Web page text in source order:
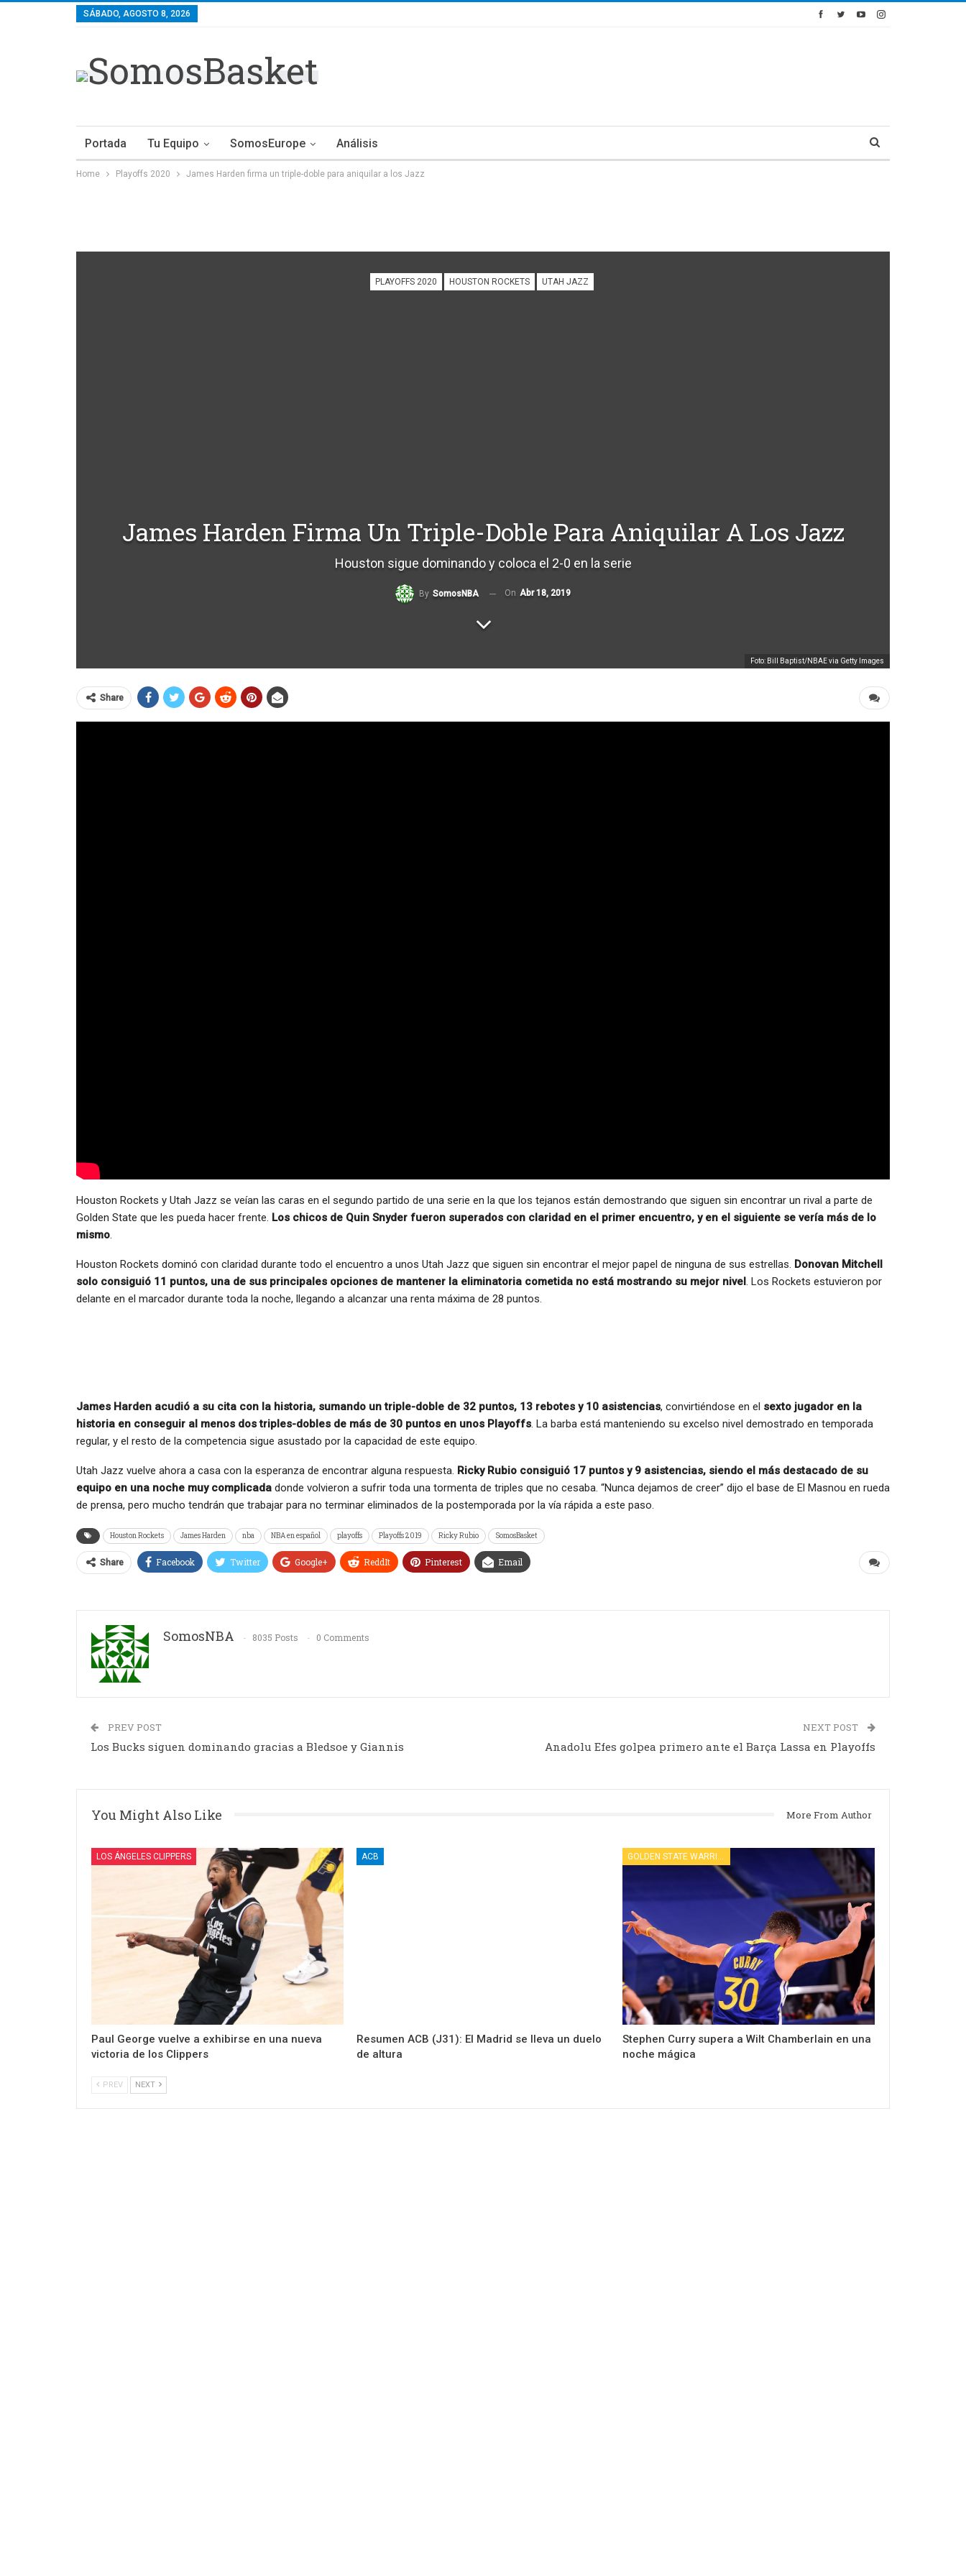
SÁBADO, AGOSTO 8, 2026
Portada Tu Equipo SomosEurope Análisis
Home Playoffs 2020 James Harden firma un triple-doble para aniquilar a los Jazz
PLAYOFFS 2020 HOUSTON ROCKETS UTAH JAZZ
James Harden Firma Un Triple-Doble Para Aniquilar A Los Jazz
Houston sigue dominando y coloca el 2-0 en la serie
By SomosNBA On Abr 18, 2019
Foto: Bill Baptist/NBAE via Getty Images
Share
Houston Rockets y Utah Jazz se veían las caras en el segundo partido de una serie en la que los tejanos están demostrando que siguen sin encontrar un rival a parte de
Golden State que les pueda hacer frente. Los chicos de Quin Snyder fueron superados con claridad en el primer encuentro, y en el siguiente se vería más de lo
mismo.
Houston Rockets dominó con claridad durante todo el encuentro a unos Utah Jazz que siguen sin encontrar el mejor papel de ninguna de sus estrellas. Donovan Mitchell
solo consiguió 11 puntos, una de sus principales opciones de mantener la eliminatoria cometida no está mostrando su mejor nivel. Los Rockets estuvieron por
delante en el marcador durante toda la noche, llegando a alcanzar una renta máxima de 28 puntos.
James Harden acudió a su cita con la historia, sumando un triple-doble de 32 puntos, 13 rebotes y 10 asistencias, convirtiéndose en el sexto jugador en la
historia en conseguir al menos dos triples-dobles de más de 30 puntos en unos Playoffs. La barba está manteniendo su excelso nivel demostrado en temporada
regular, y el resto de la competencia sigue asustado por la capacidad de este equipo.
Utah Jazz vuelve ahora a casa con la esperanza de encontrar alguna respuesta. Ricky Rubio consiguió 17 puntos y 9 asistencias, siendo el más destacado de su
equipo en una noche muy complicada donde volvieron a sufrir toda una tormenta de triples que no cesaba. “Nunca dejamos de creer” dijo el base de El Masnou en rueda
de prensa, pero mucho tendrán que trabajar para no terminar eliminados de la postemporada por la vía rápida a este paso.
Houston Rockets James Harden nba NBA en español playoffs Playoffs 2019 Ricky Rubio SomosBasket
Share Facebook Twitter Google+ ReddIt Pinterest Email
SomosNBA 8035 Posts 0 Comments
PREV POST
Los Bucks siguen dominando gracias a Bledsoe y Giannis
NEXT POST
Anadolu Efes golpea primero ante el Barça Lassa en Playoffs
You Might Also Like More From Author
LOS ÁNGELES CLIPPERS
Paul George vuelve a exhibirse en una nueva
victoria de los Clippers
ACB
Resumen ACB (J31): El Madrid se lleva un duelo
de altura
GOLDEN STATE WARRIORS
Stephen Curry supera a Wilt Chamberlain en una
noche mágica
PREV NEXT